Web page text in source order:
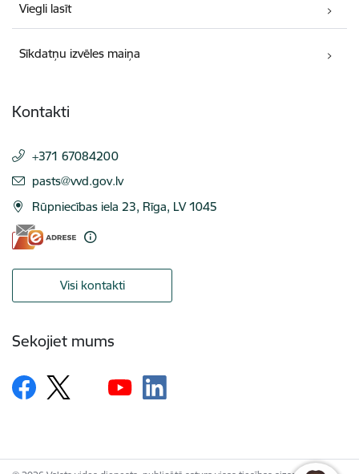
Viegli lasīt
Sīkdatņu izvēles maiņa
Kontakti
+371 67084200
E-pasts:
pasts@vvd.gov.lv
Rūpniecības iela 23, Rīga, LV 1045
Visi kontakti
Sekojiet mums